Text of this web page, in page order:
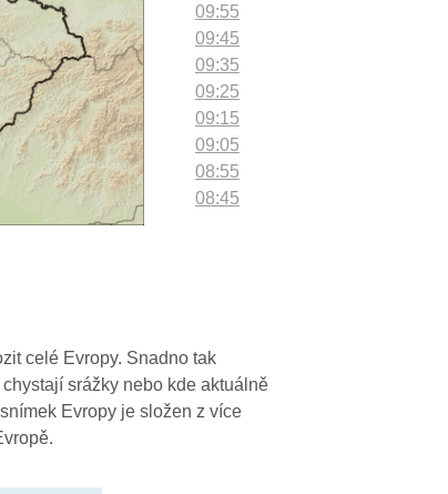
09:55
09:45
09:35
09:25
09:15
09:05
08:55
08:45
07:45
07:35
07:25
celé Evropy. Snadno tak
srážky nebo kde aktuálně
Evropy je složen z více